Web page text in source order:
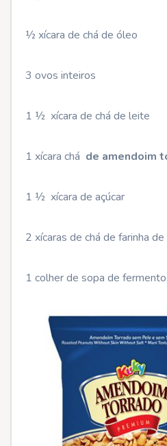
½ xícara de chá de óleo
3 ovos inteiros
1 ½ xícara de chá de leite
1 xícara chá de amendoim
1 ½ xícara de açúcar
2 xícaras de chá de farinha
1 colher de sopa de